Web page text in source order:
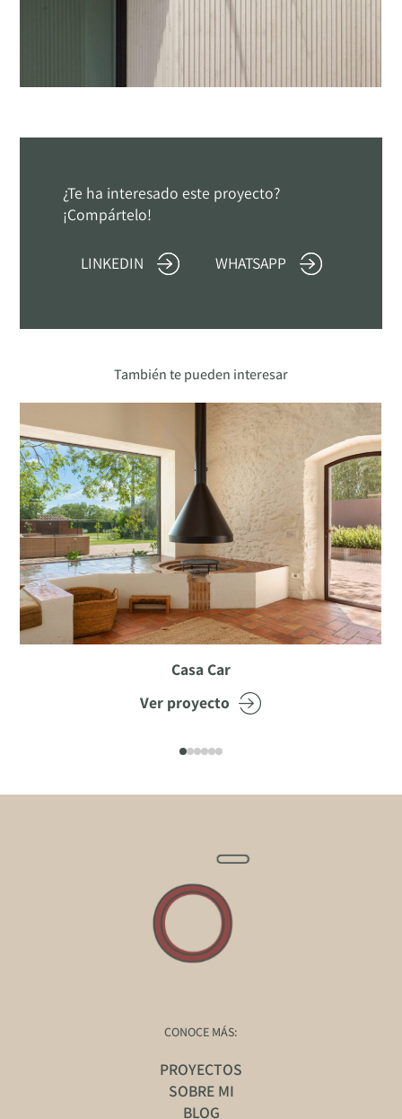
¿Te ha interesado este proyecto?
¡Compártelo!
LINKEDIN WHATSAPP
También te pueden interesar
Casa Car
Ver proyecto
CONOCE MÁS:
PROYECTOS
SOBRE MI
BLOG